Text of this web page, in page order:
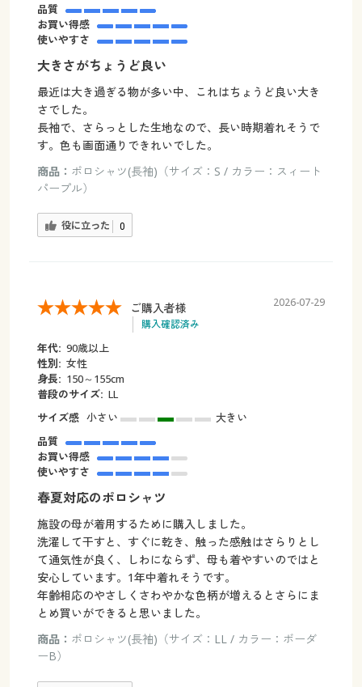
品質
お買い得感
使いやすさ
大きさがちょうど良い
最近は大き過ぎる物が多い中、これはちょうど良い大き
さでした。
長袖で、さらっとした生地なので、長い時期着れそうで
す。色も画面通りできれいでした。
商品： ポロシャツ(長袖)（サイズ：S / カラー：スィート
パープル）
役に立った 0
ご購入者様
購入確認済み
2026-07-29
年代: 90歳以上
性別: 女性
身長: 150～155cm
普段のサイズ: LL
サイズ感 小さい
大きい
品質
お買い得感
使いやすさ
春夏対応のポロシャツ
施設の母が着用するために購入しました。
洗濯して干すと、すぐに乾き、触った感触はさらりとし
て通気性が良く、しわにならず、母も着やすいのではと
安心しています。1年中着れそうです。
年齢相応のやさしくさわやかな色柄が増えるとさらにま
とめ買いができると思いました。
商品： ポロシャツ(長袖)（サイズ：LL / カラー：ボーダ
ーB）